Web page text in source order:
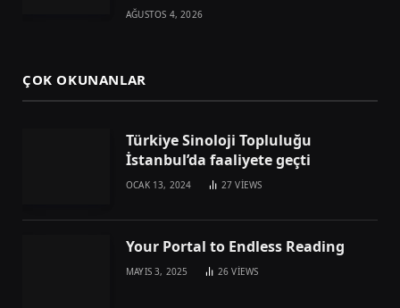
AĞUSTOS 4, 2026
ÇOK OKUNANLAR
Türkiye Sinoloji Topluluğu
İstanbul’da faaliyete geçti
OCAK 13, 2024 27VIEWS
Your Portal to Endless Reading
MAYIS 3, 2025 26VIEWS